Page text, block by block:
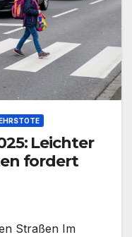
Leichter
fordert
Straßen Im